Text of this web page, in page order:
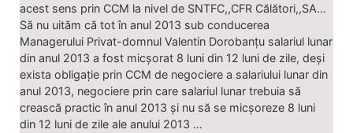
acest sens prin CCM la nivel de SNTFC,,CFR Călători,,SA…
Să nu uităm că tot în anul 2013 sub conducerea
Managerului Privat-domnul Valentin Dorobanțu salariul lunar
din anul 2013 a fost micșorat 8 luni din 12 luni de zile, deși
exista obligație prin CCM de negociere a salariului lunar din
anul 2013, negociere prin care salariul lunar trebuia să
crească practic în anul 2013 și nu să se micșoreze 8 luni
din 12 luni de zile ale anului 2013 …